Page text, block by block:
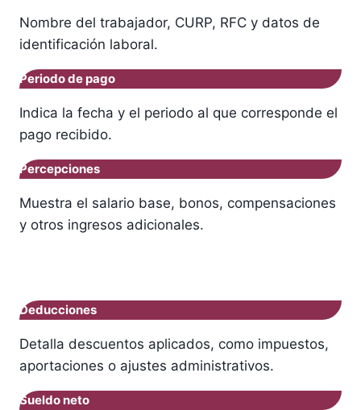
Nombre del trabajador, CURP, RFC y datos de
identificación laboral.
Periodo de pago
Indica la fecha y el periodo al que corresponde el
pago recibido.
Percepciones
Muestra el salario base, bonos, compensaciones
y otros ingresos adicionales.
Deducciones
Detalla descuentos aplicados, como impuestos,
aportaciones o ajustes administrativos.
Sueldo neto